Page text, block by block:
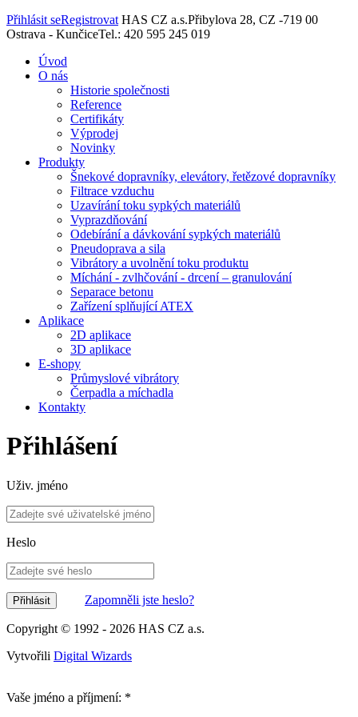
Přihlásit seRegistrovat HAS CZ a.s.Přibylova 28, CZ -719 00
Ostrava - KunčiceTel.: 420 595 245 019
Úvod
O nás
Historie společnosti
Reference
Certifikáty
Výprodej
Novinky
Produkty
Šnekové dopravníky, elevátory, řetězové dopravníky
Filtrace vzduchu
Uzavírání toku sypkých materiálů
Vyprazdňování
Odebírání a dávkování sypkých materiálů
Pneudoprava a sila
Vibrátory a uvolnění toku produktu
Míchání - zvlhčování - drcení – granulování
Separace betonu
Zařízení splňující ATEX
Aplikace
2D aplikace
3D aplikace
E-shopy
Průmyslové vibrátory
Čerpadla a míchadla
Kontakty
Přihlášení
Uživ. jméno
Heslo
Zapomněli jste heslo?
Copyright © 1992 - 2026 HAS CZ a.s.
Vytvořili Digital Wizards
Vaše jméno a příjmení: *